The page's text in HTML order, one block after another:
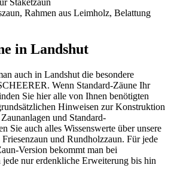
in Landshut
auch in Landshut die besondere
Wenn Standard-Zäune Ihr
Sie hier alle von Ihnen benötigten
Hinweisen zur Konstruktion
und Standard-
Sie auch alles Wissenswerte über unsere
Friesenzaun und Rundholzzaun. Für jede
Version bekommt man bei
nur erdenkliche Erweiterung bis hin